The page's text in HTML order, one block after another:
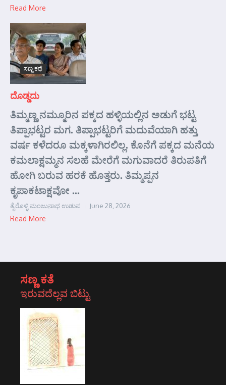
Read More
ಸಣ್ಣ ಕಥೆ
ದೊಡ್ಡದು
ತಿಮ್ಮಣ್ಣ ನಮ್ಮೂರಿನ ಪಕ್ಕದ ಹಳ್ಳಿಯಲ್ಲಿನ ಅಡುಗೆ ಭಟ್ಟ
ತಿಪ್ಪಾಭಟ್ಟರ ಮಗ. ತಿಪ್ಪಾಭಟ್ಟರಿಗೆ ಮದುವೆಯಾಗಿ ಹತ್ತು
ವರ್ಷ ಕಳೆದರೂ ಮಕ್ಕಳಾಗಿರಲಿಲ್ಲ. ಕೊನೆಗೆ ಪಕ್ಕದ ಮನೆಯ
ಕಮಲಾಕ್ಷಮ್ಮನ ಸಲಹೆ ಮೇರೆಗೆ ಮಗುವಾದರೆ ತಿರುಪತಿಗೆ
ಹೋಗಿ ಬರುವ ಹರಕೆ ಹೊತ್ತರು. ತಿಮ್ಮಪ್ಪನ
ಕೃಪಾಕಟಾಕ್ಷವೋ ...
ತೈರೊಳ್ಳಿ ಮಂಜುನಾಥ ಉಡುಪ June 28, 2026
Read More
ಸಣ್ಣ ಕತೆ
ಇರುವದೆಲ್ಲವ ಬಿಟ್ಟು